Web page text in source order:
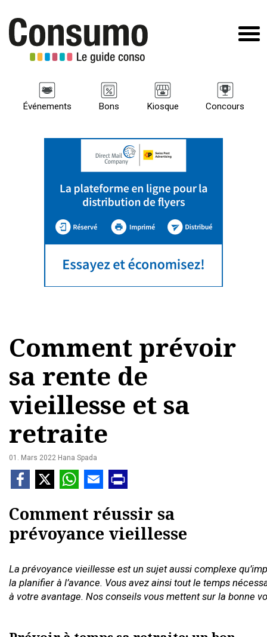
Événements Bons Kiosque Concours
Comment prévoir
sa rente de
vieillesse et sa
retraite
01. Mars 2022 Hana Spada
Comment réussir sa
prévoyance vieillesse
La prévoyance vieillesse est un sujet aussi complexe
la planifier à l’avance. Vous avez ainsi tout le temps
à votre avantage. Nos conseils vous mettent sur la bonne